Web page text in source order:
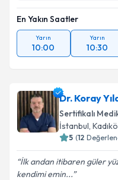
En Yakın Saatler
Yarın
10:00
Yarın
10:30
Dr. Koray
Sertifikalı
İstanbul,
5 (12
İlk andan itibaren güler
kendimi emin...